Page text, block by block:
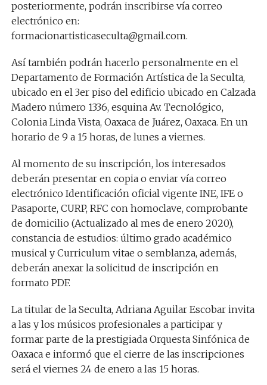
posteriormente, podrán inscribirse vía correo
electrónico en:
formacionartisticaseculta@gmail.com.
Así también podrán hacerlo personalmente en el
Departamento de Formación Artística de la Seculta,
ubicado en el 3er piso del edificio ubicado en Calzada
Madero número 1336, esquina Av. Tecnológico,
Colonia Linda Vista, Oaxaca de Juárez, Oaxaca. En un
horario de 9 a 15 horas, de lunes a viernes.
Al momento de su inscripción, los interesados
deberán presentar en copia o enviar vía correo
electrónico Identificación oficial vigente INE, IFE o
Pasaporte, CURP, RFC con homoclave, comprobante
de domicilio (Actualizado al mes de enero 2020),
constancia de estudios: último grado académico
musical y Curriculum vitae o semblanza, además,
deberán anexar la solicitud de inscripción en
formato PDF.
La titular de la Seculta, Adriana Aguilar Escobar invita
a las y los músicos profesionales a participar y
formar parte de la prestigiada Orquesta Sinfónica de
Oaxaca e informó que el cierre de las inscripciones
será el viernes 24 de enero a las 15 horas.